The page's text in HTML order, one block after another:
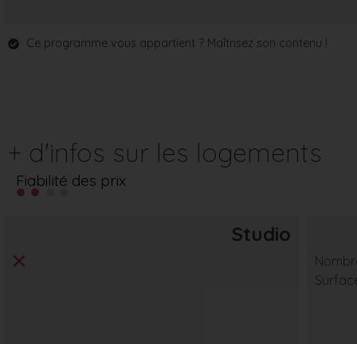
Ce programme vous appartient ? Maîtrisez son contenu !
+ d'infos sur les logements
Fiabilité des prix
Studio